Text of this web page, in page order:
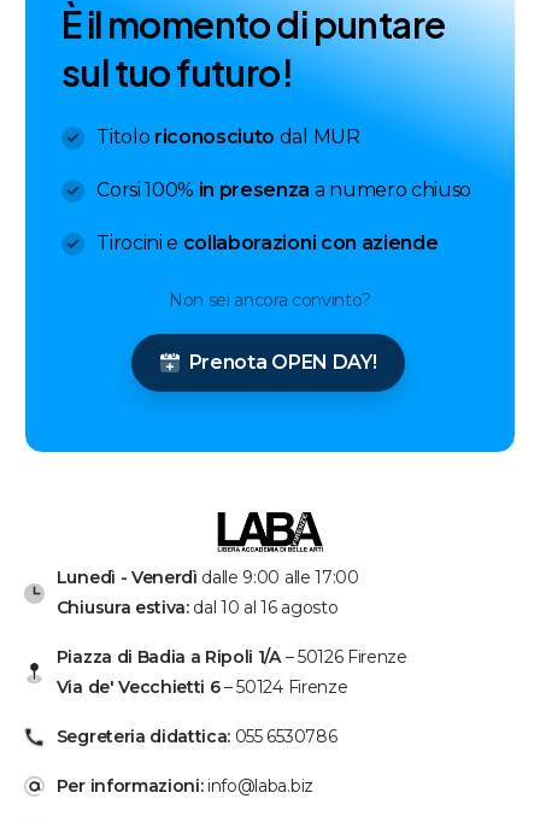
Èilmomentodipuntare
sultuofuturo!
Titolo riconosciuto dal MUR
Corsi 100% in presenza a numero chiuso
Tirocini e collaborazioni con aziende
Non sei ancora convinto?
Prenota OPEN DAY!
Lunedì - Venerdì dalle 9:00 alle 17:00
Chiusura estiva:dal 10 al 16 agosto
Piazza di Badia a Ripoli 1/A – 50126 Firenze
Via de' Vecchietti 6 – 50124 Firenze
Segreteria didattica: 055 6530786
Per informazioni:info@laba.biz